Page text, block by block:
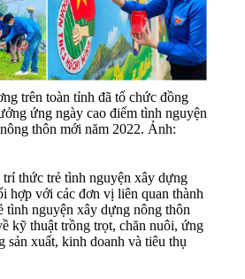
trên toàn tỉnh đã tổ chức đồng
ứng ngày cao điểm tình nguyện
thôn mới năm 2022. Ảnh:
trí thức trẻ tình nguyện xây dựng
hợp với các đơn vị liên quan thành
tình nguyện xây dựng nông thôn
kỹ thuật trồng trọt, chăn nuôi, ứng
sản xuất, kinh doanh và tiêu thụ